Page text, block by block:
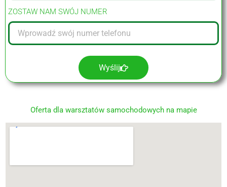
ZOSTAW NAM SWÓJ NUMER
Wyślij
Oferta dla warsztatów samochodowych na mapie